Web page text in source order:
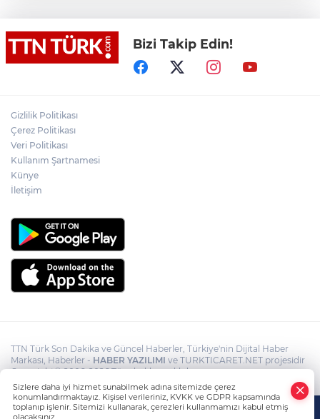
Bakan Tekin üniversite adaylarıyla
tecrübe paylaştı
sonra kaçan hırsıza, temizlik
Bizi Takip Edin!
Gizlilik Politikası
Çerez Politikası
Veri Politikası
Kullanım Şartnamesi
Künye
İletişim
TTN Türk Son Dakika ve Güncel Haberler, Türkiye'nin Dijital Haber
Markası, Haberler - HABER YAZILIMI ve TURKTICARET.NET projesidir
Copyright© 2006-2026 Tüm hakları saklıdır.
Sizlere daha iyi hizmet sunabilmek adına sitemizde çerez
konumlandırmaktayız. Kişisel verileriniz, KVKK ve GDPR kapsamında
toplanıp işlenir. Sitemizi kullanarak, çerezleri kullanmamızı kabul etmiş
olacaksınız.